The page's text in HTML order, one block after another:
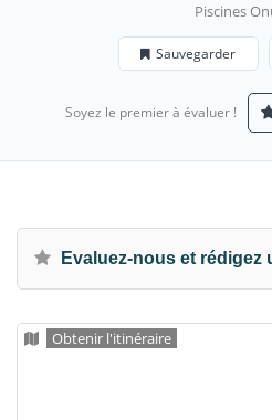
Piscines
Sauvegarder
Soyez le premier à évaluer !
Evaluez-nous et rédigez
Obtenir l'itinéraire